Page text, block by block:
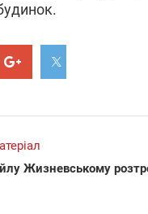
Жизневському